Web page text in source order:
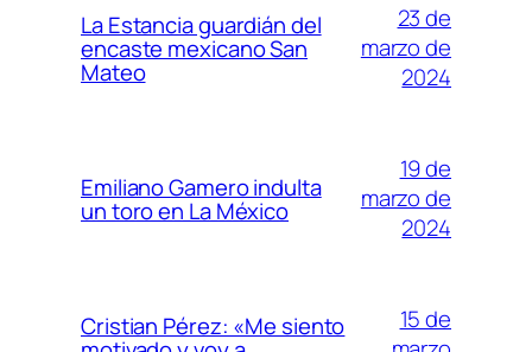
La Estancia guardián del
encaste mexicano San
Mateo
23 de
marzo de
2024
Emiliano Gamero indulta
un toro en La México
19 de
marzo de
2024
Cristian Pérez: «Me siento
15 de